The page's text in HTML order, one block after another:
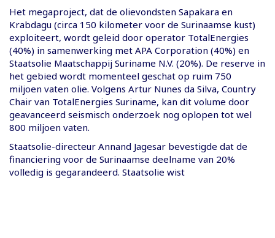
Het megaproject, dat de olievondsten Sapakara en
Krabdagu (circa 150 kilometer voor de Surinaamse kust)
exploiteert, wordt geleid door operator TotalEnergies
(40%) in samenwerking met APA Corporation (40%) en
Staatsolie Maatschappij Suriname N.V. (20%). De reserve in
het gebied wordt momenteel geschat op ruim 750
miljoen vaten olie. Volgens Artur Nunes da Silva, Country
Chair van TotalEnergies Suriname, kan dit volume door
geavanceerd seismisch onderzoek nog oplopen tot wel
800 miljoen vaten.
Staatsolie-directeur Annand Jagesar bevestigde dat de
financiering voor de Surinaamse deelname van 20%
volledig is gegarandeerd. Staatsolie wist